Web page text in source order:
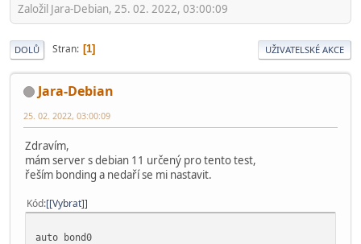
Založil Jara-Debian, 25. 02. 2022, 03:00:09
DOLŮ Stran 1 UŽIVATELSKÉ AKCE
Jara-Debian
25. 02. 2022, 03:00:09
Zdravím,
mám server s debian 11 určený pro tento test,
řeším bonding a nedaří se mi nastavit.
Kód [Vybrat]
auto bond0